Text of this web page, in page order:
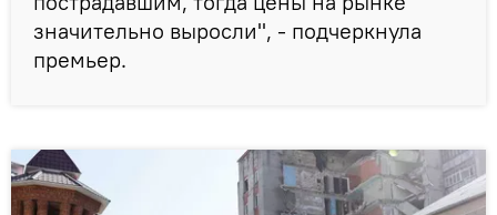
значительно выросли", - подчеркнула
премьер.